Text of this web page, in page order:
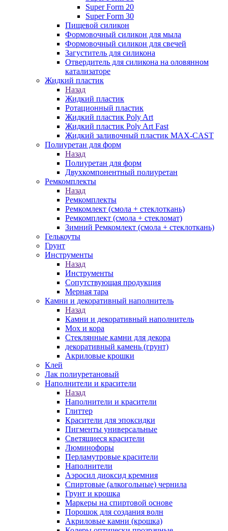
Super Form 20
Super Form 30
Пищевой силикон
Формовочный силикон для мыла
Формовочный силикон для свечей
Загуститель для силикона
Отвердитель для силикона на оловянном
катализаторе
Жидкий пластик
Назад
Жидкий пластик
Ротационный пластик
Жидкий пластик Poly Art
Жидкий пластик Poly Art Fast
Жидкий заливочный пластик MAX-CAST
Полиуретан для форм
Назад
Полиуретан для форм
Двухкомпонентный полиуретан
Ремкомплекты
Назад
Ремкомплекты
Ремкомлект (смола + стеклоткань)
Ремкомплект (смола + стекломат)
Зимний Ремкомлект (смола + стеклоткань)
Гелькоуты
Грунт
Инструменты
Назад
Инструменты
Сопутствующая продукция
Мерная тара
Камни и декоративный наполнитель
Назад
Камни и декоративный наполнитель
Мох и кора
Стеклянные камни для декора
декоративный камень (грунт)
Акриловые крошки
Клей
Лак полиуретановый
Наполнители и красители
Назад
Наполнители и красители
Глиттер
Красители для эпоксидки
Пигменты универсальные
Светящиеся красители
Люминофоры
Перламутровые красители
Наполнители
Аэросил диоксид кремния
Спиртовые (алкогольные) чернила
Грунт и крошка
Маркеры на спиртовой основе
Порошок для создания волн
Акриловые камни (крошка)